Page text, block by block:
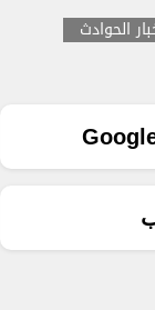
الحوادث